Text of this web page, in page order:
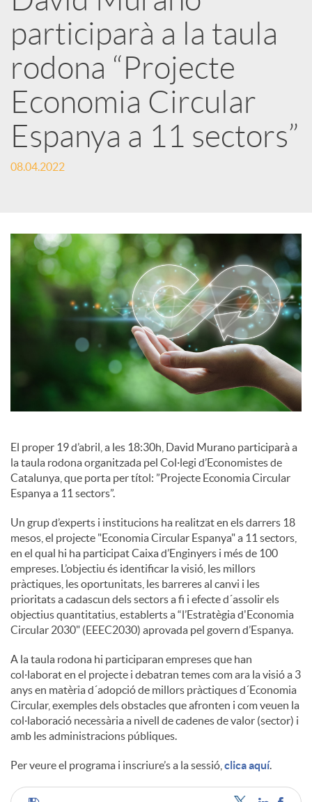
a
r
x
e
S
o
i
a
l
s
participarà a la taula
rodona “Projecte
Economia Circular
Espanya a 11 sectors”
08.04.2022
El proper 19 d’abril, a les 18:30h, David Murano participarà a
la taula rodona organitzada pel Col·legi d’Economistes de
Catalunya, que porta per títol: ”Projecte Economia Circular
Espanya a 11 sectors”.
Un grup d’experts i institucions ha realitzat en els darrers 18
mesos, el projecte "Economia Circular Espanya" a 11 sectors,
en el qual hi ha participat Caixa d’Enginyers i més de 100
empreses. L’objectiu és identificar la visió, les millors
pràctiques, les oportunitats, les barreres al canvi i les
prioritats a cadascun dels sectors a fi i efecte d´assolir els
objectius quantitatius, establerts a “l’Estratègia d'Economia
Circular 2030" (EEEC2030) aprovada pel govern d’Espanya.
A la taula rodona hi participaran empreses que han
col·laborat en el projecte i debatran temes com ara la visió a 3
anys en matèria d´adopció de millors pràctiques d´Economia
Circular, exemples dels obstacles que afronten i com veuen la
col·laboració necessària a nivell de cadenes de valor (sector) i
amb les administracions públiques.
Per veure el programa i inscriure’s a la sessió, clica aquí.